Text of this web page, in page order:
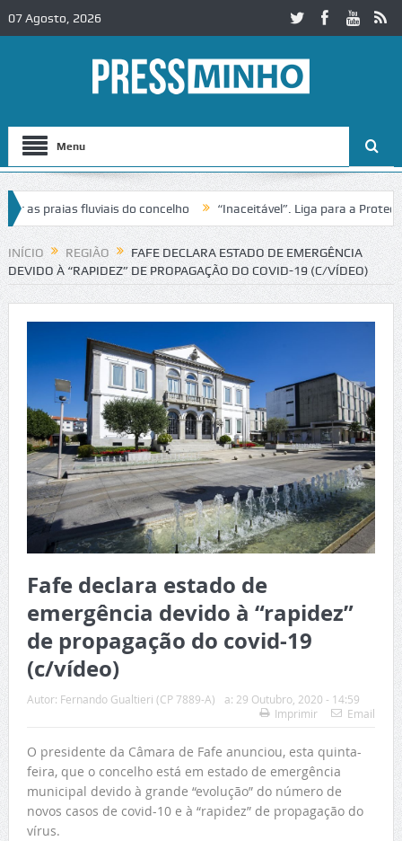
07 Agosto, 2026
Menu
praias fluviais do concelho “Inaceitável”. Liga para a Proteção
de trânsito no IC2 em Alcobaça Igreja do Castelo de Cerveira
INÍCIO REGIÃO
FAFE DECLARA ESTADO DE EMERGÊNCIA
DEVIDO À “RAPIDEZ” DE PROPAGAÇÃO DO COVID-19 (C/VÍDEO)
Fafe declara estado de
emergência devido à “rapidez”
de propagação do covid-19
(c/vídeo)
Autor: Fernando Gualtieri (CP 7889-A) a: 29 Outubro, 2020 - 14:59
Imprimir
Email
O presidente da Câmara de Fafe anunciou, esta quinta-
feira, que o concelho está em estado de emergência
municipal devido à grande “evolução” do número de
novos casos de covid-10 e à “rapidez” de propagação do
vírus.